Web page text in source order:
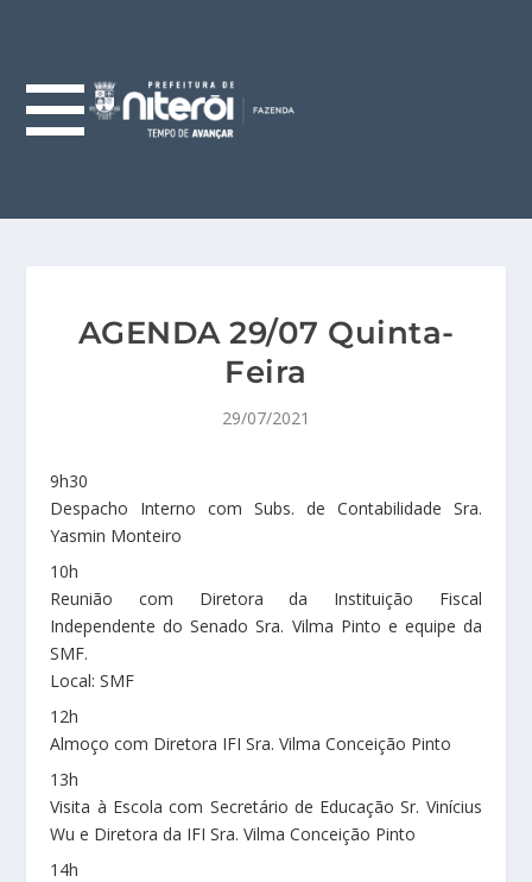
AGENDA 29/07 Quinta-
Feira
29/07/2021
9h30
Despacho Interno com Subs. de Contabilidade Sra.
Yasmin Monteiro
10h
Reunião com Diretora da Instituição Fiscal
Independente do Senado Sra. Vilma Pinto e equipe da
SMF.
Local: SMF
12h
Almoço com Diretora IFI Sra. Vilma Conceição Pinto
13h
Visita à Escola com Secretário de Educação Sr. Vinícius
Wu e Diretora da IFI Sra. Vilma Conceição Pinto
14h